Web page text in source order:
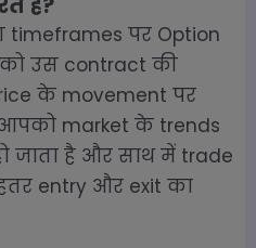
पर Option
उस contract की
के movement पर
आपको market के trends
जाता है और साथ में trade
entry और exit का